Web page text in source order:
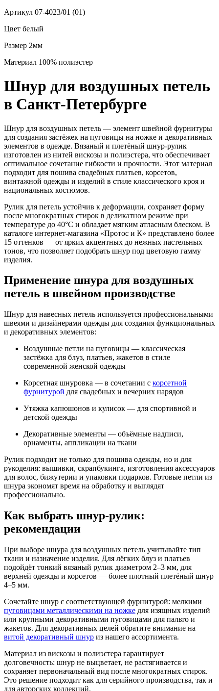
Артикул 07-4023/01 (01)
Цвет белый
Размер 2мм
Материал 100% полиэстер
Шнур для воздушных петель
в Санкт-Петербурге
Шнур для воздушных петель — элемент швейной фурнитуры
для создания застёжек на пуговицы на ножке и декоративных
элементов в одежде. Вязаный и плетёный шнур-рулик
изготовлен из нитей вискозы и полиэстера, что обеспечивает
оптимальное сочетание гибкости и прочности. Этот материал
подходит для пошива свадебных платьев, корсетов,
винтажной одежды и изделий в стиле классического кроя и
национальных костюмов.
Рулик для петель устойчив к деформации, сохраняет форму
после многократных стирок в деликатном режиме при
температуре до 40°C и обладает мягким атласным блеском. В
каталоге интернет-магазина «Протос и К» представлено более
15 оттенков — от ярких акцентных до нежных пастельных
тонов, что позволяет подобрать шнур под цветовую гамму
изделия.
Применение шнура для воздушных
петель в швейном производстве
Шнур для навесных петель используется профессиональными
швеями и дизайнерами одежды для создания функциональных
и декоративных элементов:
Воздушные петли на пуговицы — классическая
застёжка для блуз, платьев, жакетов в стиле
современной женской одежды
Корсетная шнуровка — в сочетании с корсетной
фурнитурой для свадебных и вечерних нарядов
Утяжка капюшонов и кулисок — для спортивной и
детской одежды
Декоративные элементы — объёмные надписи,
орнаменты, аппликации на ткани
Рулик подходит не только для пошива одежды, но и для
рукоделия: вышивки, скрапбукинга, изготовления аксессуаров
для волос, бижутерии и упаковки подарков. Готовые петли из
шнура экономят время на обработку и выглядят
профессионально.
Как выбрать шнур-рулик:
рекомендации
При выборе шнура для воздушных петель учитывайте тип
ткани и назначение изделия. Для лёгких блуз и платьев
подойдёт тонкий вязаный рулик диаметром 2–3 мм, для
верхней одежды и корсетов — более плотный плетёный шнур
4–5 мм.
Сочетайте шнур с соответствующей фурнитурой: мелкими
пуговицами металлическими на ножке для изящных изделий
или крупными декоративными пуговицами для пальто и
жакетов. Для декоративных целей обратите внимание на
витой декоративный шнур из нашего ассортимента.
Материал из вискозы и полиэстера гарантирует
долговечность: шнур не выцветает, не растягивается и
сохраняет первоначальный вид после многократных стирок.
Это решение подходит как для серийного производства, так и
для авторских коллекций.